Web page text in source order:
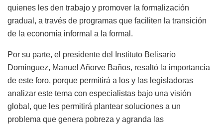
quienes les den trabajo y promover la formalización
gradual, a través de programas que faciliten la transición
de la economía informal a la formal.
Por su parte, el presidente del Instituto Belisario
Domínguez, Manuel Añorve Baños, resaltó la importancia
de este foro, porque permitirá a los y las legisladoras
analizar este tema con especialistas bajo una visión
global, que les permitirá plantear soluciones a un
problema que genera pobreza y agranda las